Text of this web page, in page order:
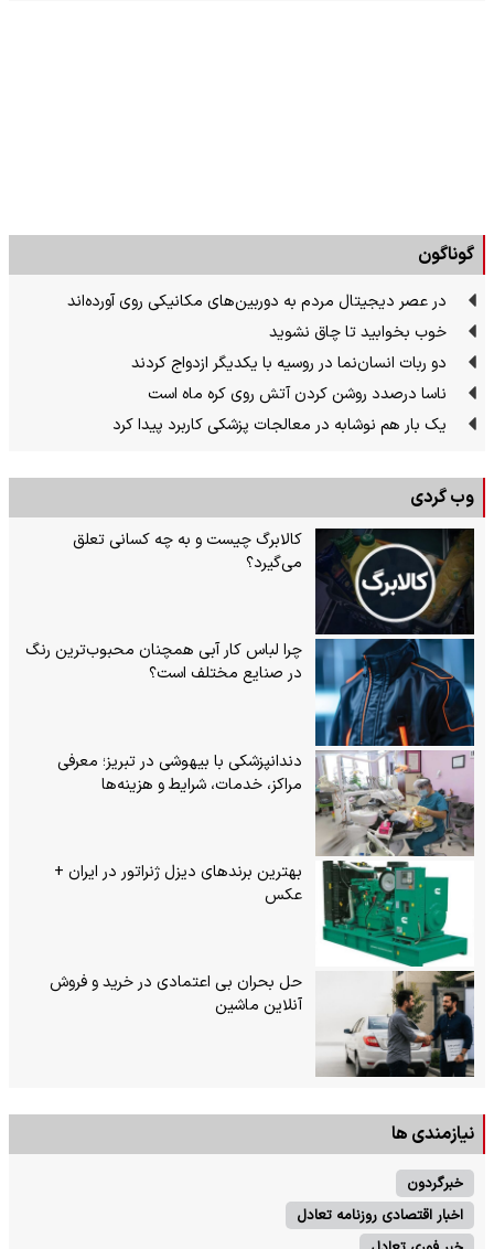
گوناگون
در عصر دیجیتال مردم به دوربین‌های مکانیکی روی آورده‌اند
خوب بخوابید تا چاق نشوید
دو ربات انسان‌نما در روسیه با یکدیگر ازدواج کردند
ناسا درصدد روشن کردن آتش روی کره ماه است
یک بار هم نوشابه در معالجات پزشکی کاربرد پیدا کرد
وب گردی
کالابرگ چیست و به چه کسانی تعلق
می‌گیرد؟
چرا لباس کار آبی همچنان محبوب‌ترین رنگ
در صنایع مختلف است؟
دندانپزشکی با بیهوشی در تبریز؛ معرفی
مراکز، خدمات، شرایط و هزینه‌ها
بهترین برندهای دیزل ژنراتور در ایران +
عکس
حل بحران بی‌ اعتمادی در خرید و فروش
آنلاین ماشین
نیازمندی ها
خبرگردون
اخبار اقتصادی روزنامه تعادل